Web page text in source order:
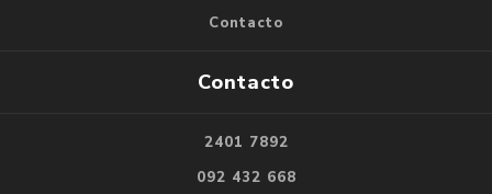
Contacto
Contacto
2401 7892
092 432 668